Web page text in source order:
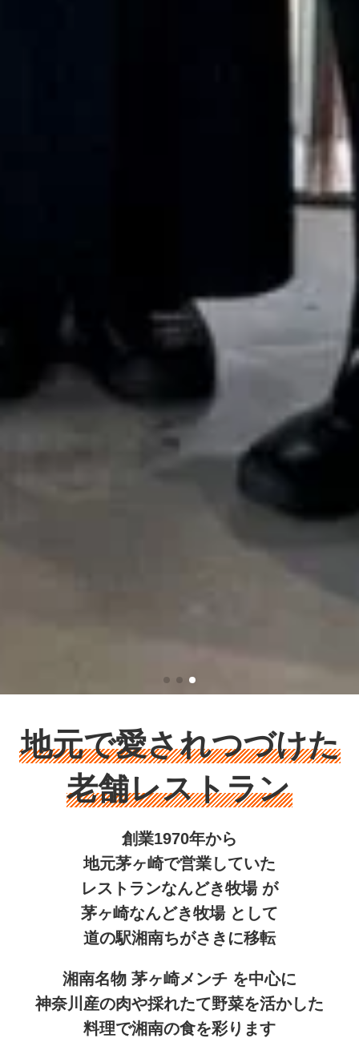
地元で愛されつづけた
老舗レストラン
創業1970年から
地元茅ヶ崎で営業していた
レストランなんどき牧場 が
茅ヶ崎なんどき牧場 として
道の駅湘南ちがさきに移転
湘南名物 茅ヶ崎メンチ を中心に
神奈川産の肉や採れたて野菜を活かした
料理で湘南の食を彩ります